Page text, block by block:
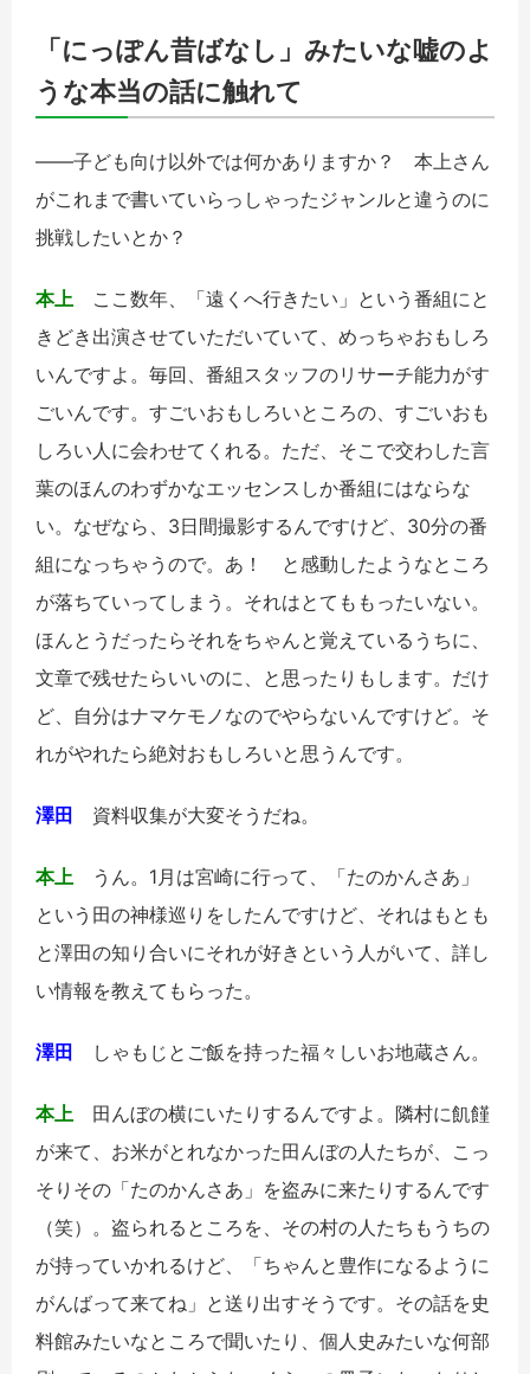
「にっぽん昔ばなし」みたいな嘘のよ
うな本当の話に触れて
――子ども向け以外では何かありますか？ 本上さん
がこれまで書いていらっしゃったジャンルと違うのに
挑戦したいとか？
本上 ここ数年、「遠くへ行きたい」という番組にと
きどき出演させていただいていて、めっちゃおもしろ
いんですよ。毎回、番組スタッフのリサーチ能力がす
ごいんです。すごいおもしろいところの、すごいおも
しろい人に会わせてくれる。ただ、そこで交わした言
葉のほんのわずかなエッセンスしか番組にはならな
い。なぜなら、3日間撮影するんですけど、30分の番
組になっちゃうので。あ！ と感動したようなところ
が落ちていってしまう。それはとてももったいない。
ほんとうだったらそれをちゃんと覚えているうちに、
文章で残せたらいいのに、と思ったりもします。だけ
ど、自分はナマケモノなのでやらないんですけど。そ
れがやれたら絶対おもしろいと思うんです。
澤田 資料収集が大変そうだね。
本上 うん。1月は宮崎に行って、「たのかんさあ」
という田の神様巡りをしたんですけど、それはもとも
と澤田の知り合いにそれが好きという人がいて、詳し
い情報を教えてもらった。
澤田 しゃもじとご飯を持った福々しいお地蔵さん。
本上 田んぼの横にいたりするんですよ。隣村に飢饉
が来て、お米がとれなかった田んぼの人たちが、こっ
そりその「たのかんさあ」を盗みに来たりするんです
（笑）。盗られるところを、その村の人たちもうちの
が持っていかれるけど、「ちゃんと豊作になるように
がんばって来てね」と送り出すそうです。その話を史
料館みたいなところで聞いたり、個人史みたいな何部